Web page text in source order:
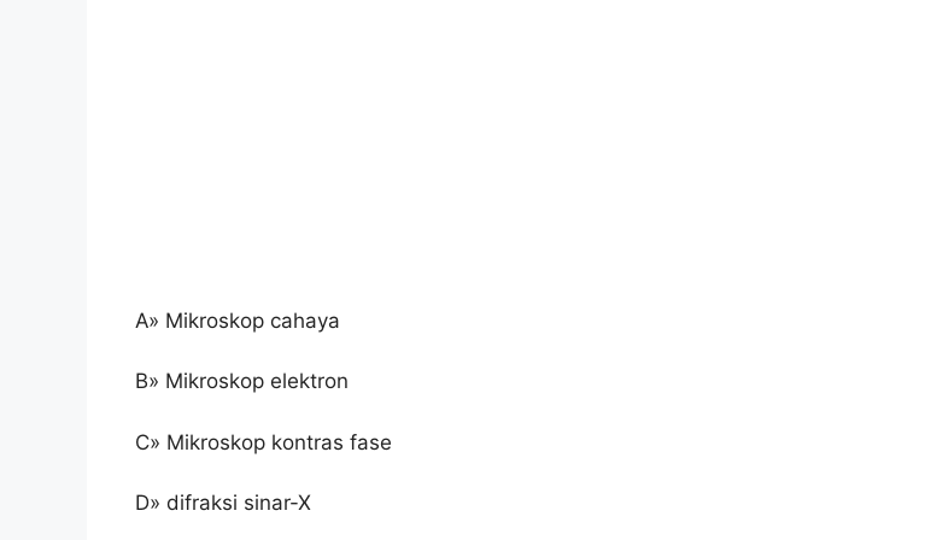
A» Mikroskop cahaya
B» Mikroskop elektron
C» Mikroskop kontras fase
D» difraksi sinar-X